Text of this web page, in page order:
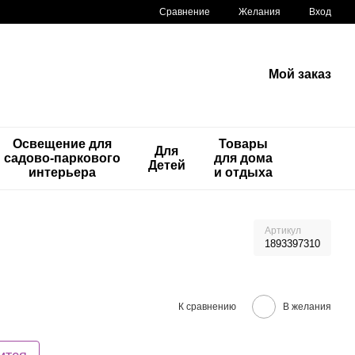
Сравнение Желания Вход
Мой заказ
Освещение для
садово-паркового
интерьера
Для
Детей
Товары
для дома
и отдыха
Артикул
1893397310
К сравнению В желания